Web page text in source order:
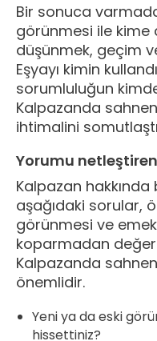
Bir sonuca
görünmesi ile kime
düşünmek, geçim
Eşyayı kimin
sorumluluğun
Kalpazanda
ihtimalini
Yorumu
Kalpazan hakkında
aşağıdaki sorular,
görünmesi ve
koparmadan
Kalpazanda
önemlidir.
Yeni ya da eski
hissettiniz?